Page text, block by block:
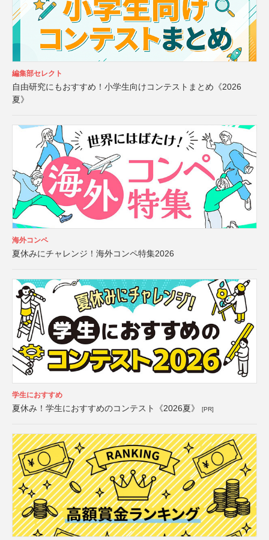
編集部セレクト
自由研究にもおすすめ！小学生向けコンテストまとめ《2026
夏》
海外コンペ
夏休みにチャレンジ！海外コンペ特集2026
学生におすすめ
夏休み！学生におすすめのコンテスト《2026夏》 [PR]